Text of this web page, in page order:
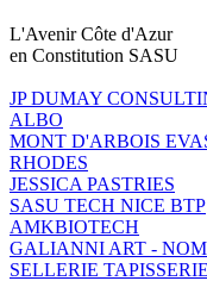
L'Avenir Côte d'Azur
en Constitution SASU
JP DUMAY
ALBO
MONT D'ARBOIS
RHODES
JESSICA PASTRIES
SASU TECH NICE BTP
AMKBIOTECH
GALIANNI ART -
SELLERIE